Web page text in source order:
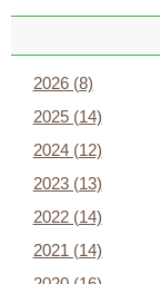
2026 (8)
2025 (14)
2024 (12)
2023 (13)
2022 (14)
2021 (14)